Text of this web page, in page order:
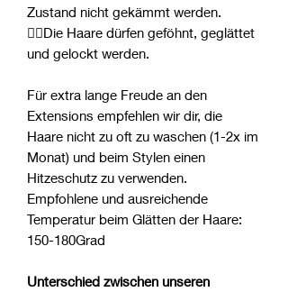
Zustand nicht gekämmt werden.
👍🏻Die Haare dürfen geföhnt, geglättet
und gelockt werden.
Für extra lange Freude an den
Extensions empfehlen wir dir, die
Haare nicht zu oft zu waschen (1-2x im
Monat) und beim Stylen einen
Hitzeschutz zu verwenden.
Empfohlene und ausreichende
Temperatur beim Glätten der Haare:
150-180Grad
Unterschied zwischen unseren